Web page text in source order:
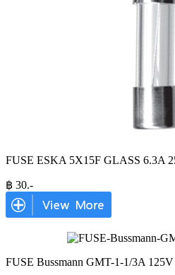
FUSE ESKA 5X15F GLASS 6.3A
฿ 30.-
FUSE Bussmann GMT-1-1/3A 125V